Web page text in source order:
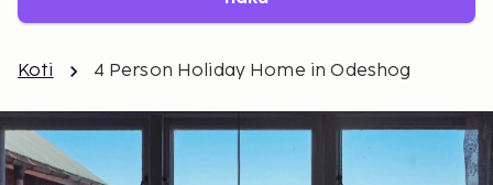
Koti 4 Person Holiday Home in Odeshog